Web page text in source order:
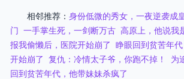
相邻推荐： 身份低微的秀女，一夜逆袭成
门 一手掌生死，一剑断万古 高原上，他说我
报我偷懒后，医院开始崩了
睁眼回到贫苦年
开始崩了
复仇：冷情太子爷，你跑不掉！ 为
回到贫苦年代，他带妹妹杀疯了